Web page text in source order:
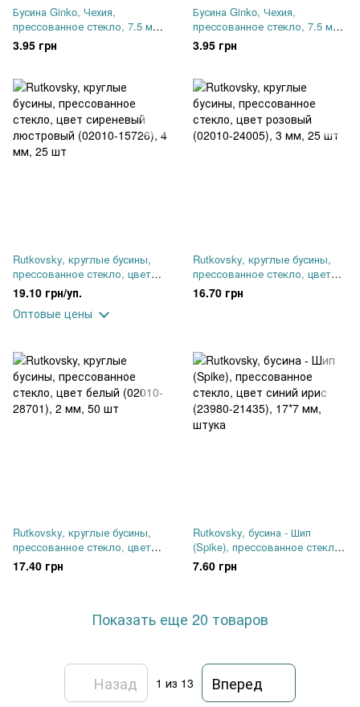
Бусина Ginko, Чехия,
прессованное стекло, 7.5 мм,
2 отверстия, розовый опал
(71010), шт
3.95 грн
Бусина Ginko, Чехия,
пресcованное стекло, 7.5 мм,
2 отверстия, прозрачная
бронза глянцевая (00030-
3.95 грн
Rutkovsky, круглые бусины,
прессованное стекло, цвет
сиреневый люстровый
(02010-15726), 4 мм, 25 шт
19.10 грн/уп.
Оптовые цены
Rutkovsky, круглые бусины,
прессованное стекло, цвет
розовый (02010-24005), 3 мм,
25 шт
16.70 грн
Rutkovsky, круглые бусины,
прессованное стекло, цвет
белый (02010-28701), 2 мм, 50
шт
17.40 грн
Rutkovsky, бусина - Шип
(Spike), прессованное стекло,
цвет синий ирис (23980-21435),
17*7 мм, штука
7.60 грн
Показать еще 20 товаров
Назад 1 из 13
Вперед